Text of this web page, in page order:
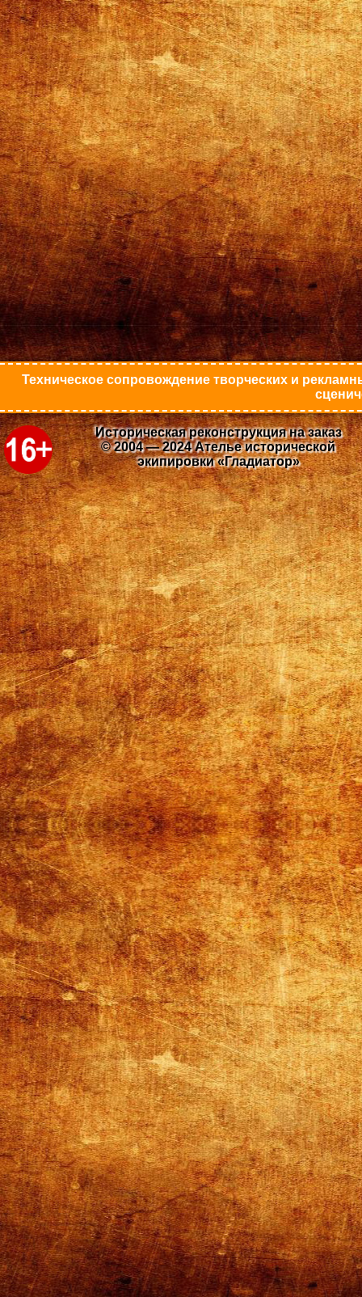
Техническое сопровождение творческих и
Историческая реконструкция на заказ
© 2004 — 2024 Ателье исторической
экипировки «Гладиатор»